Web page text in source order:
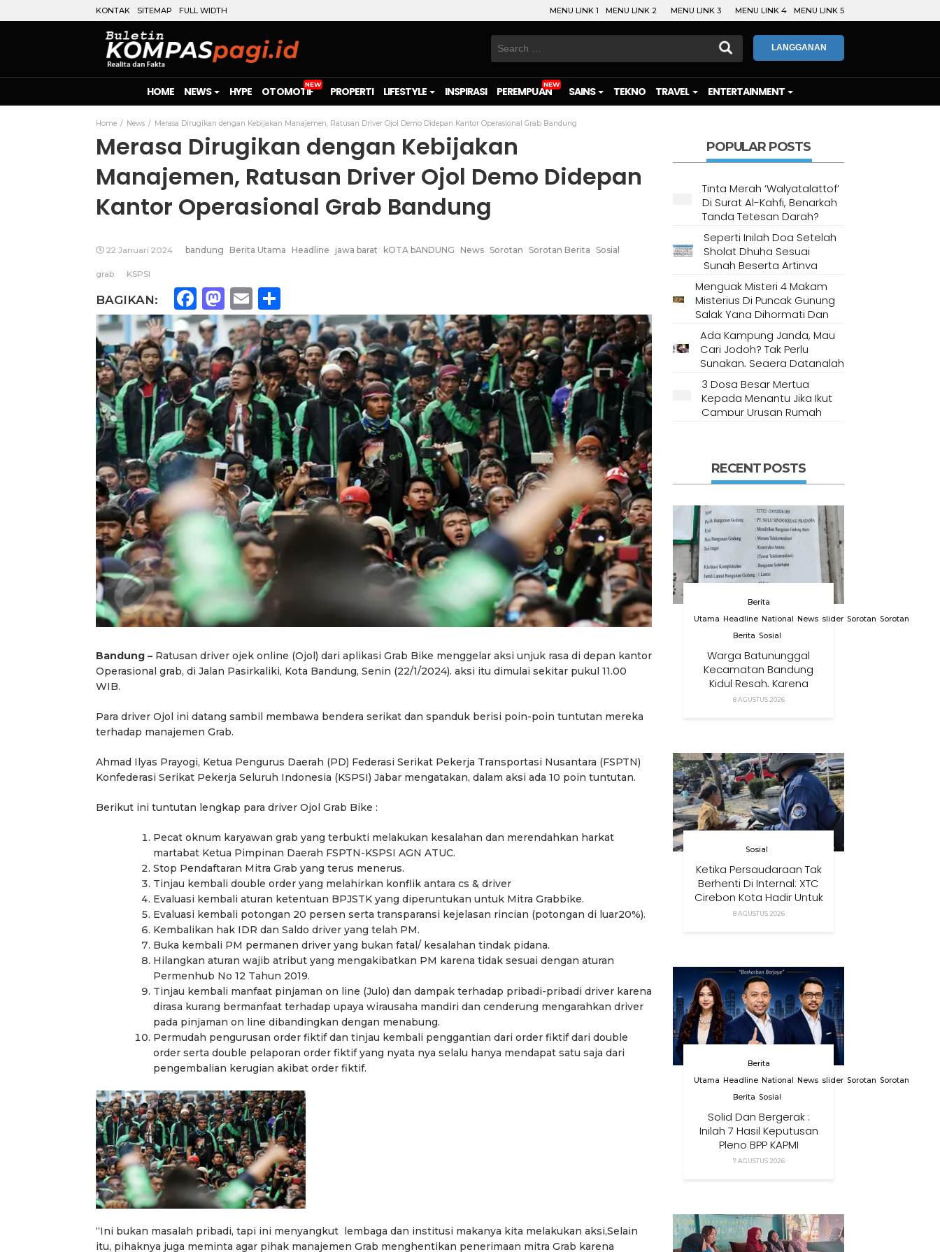
KONTAK SITEMAP FULL WIDTH MENU LINK 1 MENU LINK 2 MENU LINK 3 MENU LINK 4 MENU LINK 5
Search
LANGGANAN
HOME NEWS HYPE OTOMOTIF PROPERTI LIFESTYLE INSPIRASI PEREMPUAN SAINS TEKNO TRAVEL ENTERTAINMENT
Home News Merasa Dirugikan dengan Kebijakan Manajemen, Ratusan Driver Ojol Demo Didepan Kantor Operasional Grab Bandung
Merasa Dirugikan dengan Kebijakan
Manajemen, Ratusan Driver Ojol Demo Didepan
Kantor Operasional Grab Bandung
22 Januari 2024 bandung Berita Utama Headline jawa barat kOTA bANDUNG News Sorotan Sorotan Berita Sosial
grab KSPSI
BAGIKAN: Facebook
Mastodon
Email
Bandung – Ratusan driver ojek online (Ojol) dari aplikasi Grab Bike menggelar aksi unjuk rasa di depan kantor
Operasional grab, di Jalan Pasirkaliki, Kota Bandung, Senin (22/1/2024). aksi itu dimulai sekitar pukul 11.00
WIB.
Para driver Ojol ini datang sambil membawa bendera serikat dan spanduk berisi poin-poin tuntutan mereka
terhadap manajemen Grab.
Ahmad Ilyas Prayogi, Ketua Pengurus Daerah (PD) Federasi Serikat Pekerja Transportasi Nusantara (FSPTN)
Konfederasi Serikat Pekerja Seluruh Indonesia (KSPSI) Jabar mengatakan, dalam aksi ada 10 poin tuntutan.
Berikut ini tuntutan lengkap para driver Ojol Grab Bike :
Pecat oknum karyawan grab yang terbukti melakukan kesalahan dan merendahkan harkat
martabat Ketua Pimpinan Daerah FSPTN-KSPSI AGN ATUC.
Stop Pendaftaran Mitra Grab yang terus menerus.
Tinjau kembali double order yang melahirkan konflik antara cs & driver
Evaluasi kembali aturan ketentuan BPJSTK yang diperuntukan untuk Mitra Grabbike.
Evaluasi kembali potongan 20 persen serta transparansi kejelasan rincian (potongan di luar20%).
Kembalikan hak IDR dan Saldo driver yang telah PM.
Buka kembali PM permanen driver yang bukan fatal/ kesalahan tindak pidana.
Hilangkan aturan wajib atribut yang mengakibatkan PM karena tidak sesuai dengan aturan
Permenhub No 12 Tahun 2019.
Tinjau kembali manfaat pinjaman on line (Julo) dan dampak terhadap pribadi-pribadi driver karena
dirasa kurang bermanfaat terhadap upaya wirausaha mandiri dan cenderung mengarahkan driver
pada pinjaman on line dibandingkan dengan menabung.
Permudah pengurusan order fiktif dan tinjau kembali penggantian dari order fiktif dari double
order serta double pelaporan order fiktif yang nyata nya selalu hanya mendapat satu saja dari
pengembalian kerugian akibat order fiktif.
“Ini bukan masalah pribadi, tapi ini menyangkut lembaga dan institusi makanya kita melakukan aksi,Selain
itu, pihaknya juga meminta agar pihak manajemen Grab menghentikan penerimaan mitra Grab karena
POPULAR POSTS
Tinta Merah ‘Walyatalattof’
Di Surat Al-Kahfi, Benarkah
Tanda Tetesan Darah?
Seperti Inilah Doa Setelah
Sholat Dhuha Sesuai
Sunah Beserta Artinya
Menguak Misteri 4 Makam
Misterius Di Puncak Gunung
Salak Yang Dihormati Dan
Dianggap Tempat Suci Oleh
Masyarakat Setempat
Ada Kampung Janda, Mau
Cari Jodoh? Tak Perlu
Sungkan, Segera Datanglah
Ke Desa Ini
3 Dosa Besar Mertua
Kepada Menantu Jika Ikut
Campur Urusan Rumah
RECENT POSTS
Berita
Utama Headline National News slider Sorotan Sorotan
Berita Sosial
Warga Batununggal
Kecamatan Bandung
Kidul Resah, Karena
Relokasi Tower
8 AGUSTUS 2026
Sosial
Ketika Persaudaraan Tak
Berhenti Di Internal: XTC
Cirebon Kota Hadir Untuk
Masyarakat
8 AGUSTUS 2026
Berita
Utama
Headline National News slider Sorotan Sorotan
Berita Sosial
Solid Dan Bergerak :
Inilah 7 Hasil Keputusan
Pleno BPP KAPMI
7 AGUSTUS 2026